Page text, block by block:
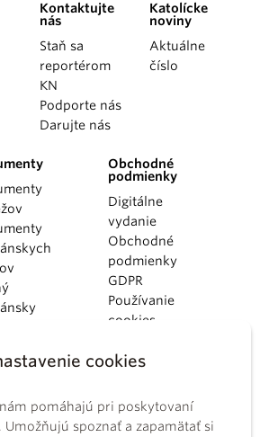
cookies
pomáhajú pri poskytovaní
Umožňujú spoznať a zapamätať si
Kontaktujte
nás
Staň sa
reportérom
KN
Podporte nás
Darujte nás
Katolícke
noviny
Aktuálne
číslo
Obchodné
podmienky
Digitálne
vydanie
Obchodné
podmienky
GDPR
Používanie
cookies